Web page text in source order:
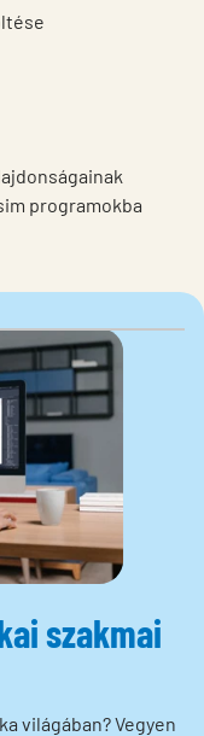
programokba
szakmai
világában? Vegyen